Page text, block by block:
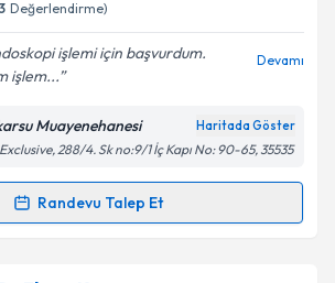
işlenmesine ilişkin
işlenmesini kabul ediyorum.
Takvim Talebini Gönder
Değerlendirme)
işlemi için başvurdum.
işlem...
Devamı
Muayenehanesi Haritada Göster
288/4. Sk no:9/1 İç Kapı No: 90-65, 35535
Randevu Talep Et
Talebi